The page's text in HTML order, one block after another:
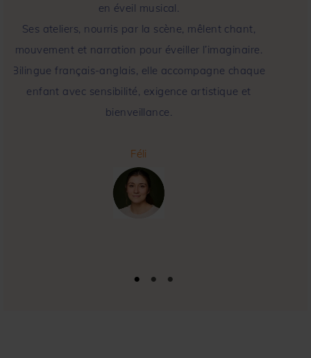
en éveil musical.
Ses ateliers, nourris par la scène, mêlent chant,
mouvement et narration pour éveiller l’imaginaire.
Bilingue français-anglais, elle accompagne chaque
enfant avec sensibilité, exigence artistique et
bienveillance.